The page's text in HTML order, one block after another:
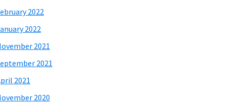
2022
2022
2021
2021
2021
2020